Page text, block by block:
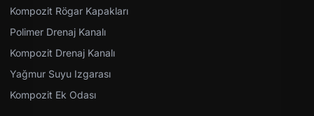
Kompozit Rögar Kapakları
Polimer Drenaj Kanalı
Kompozit Drenaj Kanalı
Yağmur Suyu Izgarası
Kompozit Ek Odası